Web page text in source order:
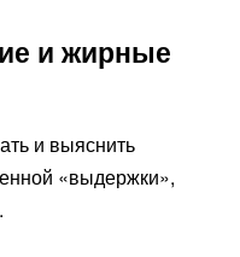
и жирные
и выяснить
«выдержки»,